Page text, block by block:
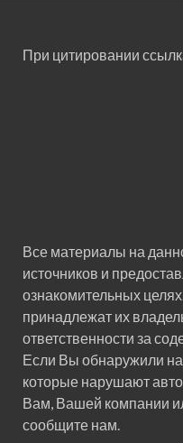
При цитировании
Все материалы на
источников и
ознакомительных
принадлежат их
ответственности за
Если Вы обнаружили
которые нарушают
Вам, Вашей компании
сообщите нам.